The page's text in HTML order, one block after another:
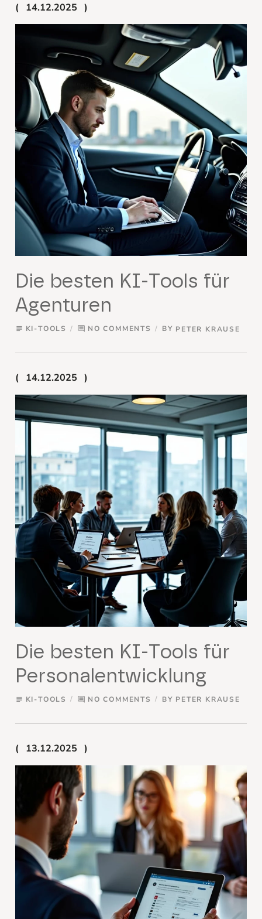
14.12.2025
Die besten KI-Tools für
Agenturen
subject KI-TOOLS comment NO COMMENTS BY PETER KRAUSE
14.12.2025
Die besten KI-Tools für
Personalentwicklung
subject KI-TOOLS comment NO COMMENTS BY PETER KRAUSE
13.12.2025